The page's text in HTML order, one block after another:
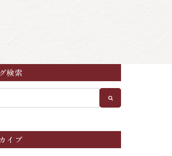
検索
イブ